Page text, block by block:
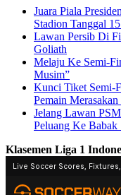
Juara Piala
Stadion Tanggal
Lawan Persib Di
Goliath
Melaju Ke Semi-
Musim”
Kunci Tiket Semi-
Pemain
Jelang Lawan
Peluang Ke Babak
Klasemen Liga 1